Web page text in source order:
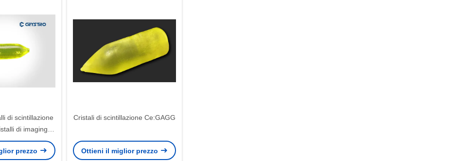
di scintillazione
di imaging
Durezza
prezzo
Cristali di scintillazione Ce:GAGG
Ottieni il miglior prezzo